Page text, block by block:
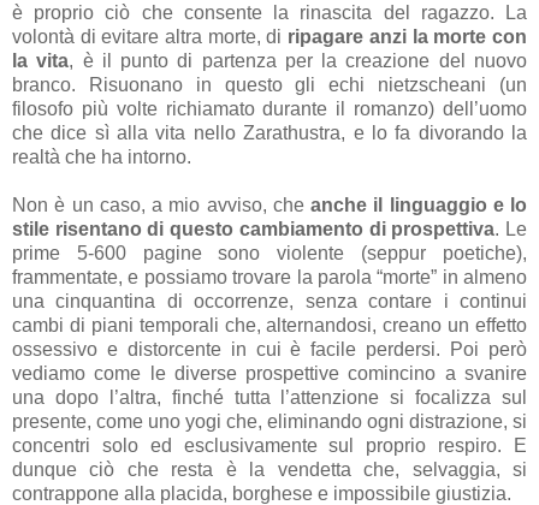
è proprio ciò che consente la rinascita del ragazzo. La
volontà di evitare altra morte, di ripagare anzi la morte con
la vita, è il punto di partenza per la creazione del nuovo
branco. Risuonano in questo gli echi nietzscheani (un
filosofo più volte richiamato durante il romanzo) dell’uomo
che dice sì alla vita nello Zarathustra, e lo fa divorando la
realtà che ha intorno.
Non è un caso, a mio avviso, che anche il linguaggio e lo
stile risentano di questo cambiamento di prospettiva. Le
prime 5-600 pagine sono violente (seppur poetiche),
frammentate, e possiamo trovare la parola “morte” in almeno
una cinquantina di occorrenze, senza contare i continui
cambi di piani temporali che, alternandosi, creano un effetto
ossessivo e distorcente in cui è facile perdersi. Poi però
vediamo come le diverse prospettive comincino a svanire
una dopo l’altra, finché tutta l’attenzione si focalizza sul
presente, come uno yogi che, eliminando ogni distrazione, si
concentri solo ed esclusivamente sul proprio respiro. E
dunque ciò che resta è la vendetta che, selvaggia, si
contrappone alla placida, borghese e impossibile giustizia.